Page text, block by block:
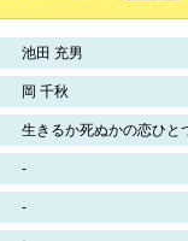
池田 充男
岡 千秋
生きるか死ぬかの恋ひと
-
-